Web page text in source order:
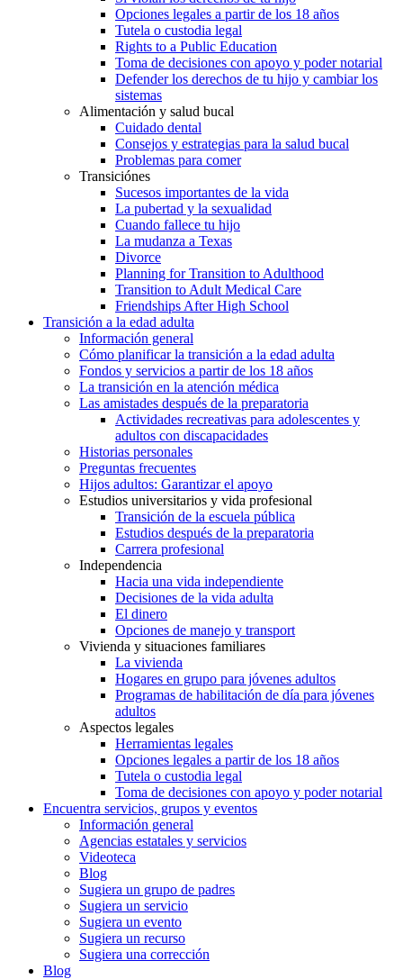
Opciones legales a partir de los 18 años
Tutela o custodia legal
Rights to a Public Education
Toma de decisiones con apoyo y poder notarial
Defender los derechos de tu hijo y cambiar los
sistemas
Alimentación y salud bucal
Cuidado dental
Consejos y estrategias para la salud bucal
Problemas para comer
Transiciónes
Sucesos importantes de la vida
La pubertad y la sexualidad
Cuando fallece tu hijo
La mudanza a Texas
Divorce
Planning for Transition to Adulthood
Transition to Adult Medical Care
Friendships After High School
Transición a la edad adulta
Información general
Cómo planificar la transición a la edad adulta
Fondos y servicios a partir de los 18 años
La transición en la atención médica
Las amistades después de la preparatoria
Actividades recreativas para adolescentes y
adultos con discapacidades
Historias personales
Preguntas frecuentes
Hijos adultos: Garantizar el apoyo
Estudios universitarios y vida profesional
Transición de la escuela pública
Estudios después de la preparatoria
Carrera profesional
Independencia
Hacia una vida independiente
Decisiones de la vida adulta
El dinero
Opciones de manejo y transport
Vivienda y situaciones familiares
La vivienda
Hogares en grupo para jóvenes adultos
Programas de habilitación de día para jóvenes
adultos
Aspectos legales
Herramientas legales
Opciones legales a partir de los 18 años
Tutela o custodia legal
Toma de decisiones con apoyo y poder notarial
Encuentra servicios, grupos y eventos
Información general
Agencias estatales y servicios
Videoteca
Blog
Sugiera un grupo de padres
Sugiera un servicio
Sugiera un evento
Sugiera un recurso
Sugiera una corrección
Blog